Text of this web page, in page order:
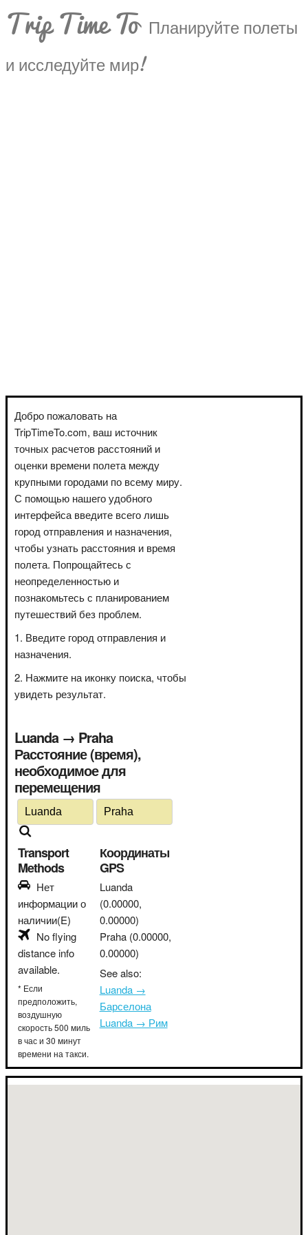
Trip Time To Планируйте полеты
и исследуйте мир!
Добро пожаловать на
TripTimeTo.com, ваш источник
точных расчетов расстояний и
оценки времени полета между
крупными городами по всему миру.
С помощью нашего удобного
интерфейса введите всего лишь
город отправления и назначения,
чтобы узнать расстояния и время
полета. Попрощайтесь с
неопределенностью и
познакомьтесь с планированием
путешествий без проблем.
Введите город отправления и
назначения.
Нажмите на иконку поиска, чтобы
увидеть результат.
Luanda → Praha
Расстояние (время),
необходимое для
перемещения
Transport
Methods
Нет
информации о
наличии(E)
No flying
distance info
available.
* Если
предположить,
воздушную
скорость 500 миль
в час и 30 минут
времени на такси.
Координаты
GPS
Luanda
(0.00000,
0.00000)
Praha (0.00000,
0.00000)
See also:
Luanda →
Барселона
Luanda → Рим